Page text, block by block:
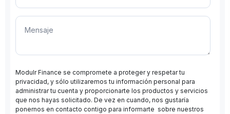
Modulr Finance se compromete a proteger y respetar tu
privacidad, y sólo utilizaremos tu información personal para
administrar tu cuenta y proporcionarte los productos y servicios
que nos hayas solicitado. De vez en cuando, nos gustaría
ponernos en contacto contigo para informarte sobre nuestros